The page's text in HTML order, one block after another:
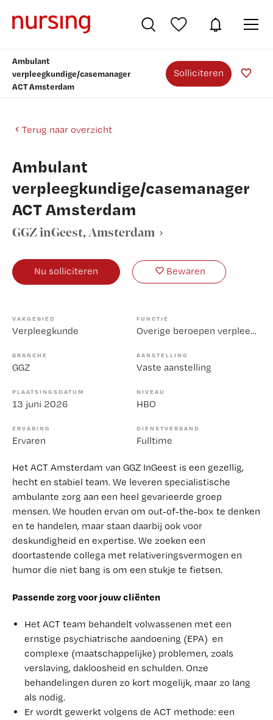
Ambulant
verpleegkundige/casemanager
ACT Amsterdam
Solliciteren
Terug naar overzicht
Ambulant
verpleegkundige/casemanager
ACT Amsterdam
GGZ inGeest, Amsterdam
Nu solliciteren Bewaren
VAKGEBIED
Verpleegkunde
FUNCTIE
Overige beroepen verpleegkunde
BRANCHE
GGZ
AANSTELLING
Vaste aanstelling
PLAATSINGSDATUM
13 juni 2026
NIVEAU
HBO
ERVARING
Ervaren
DIENSTVERBAND
Fulltime
Het ACT Amsterdam van GGZ InGeest is een gezellig,
hecht en stabiel team. We leveren specialistische
ambulante zorg aan een heel gevarieerde groep
mensen. We houden ervan om out-of-the-box te denken
en te handelen, maar staan daarbij ook voor
deskundigheid en expertise. We zoeken een
doortastende collega met relativeringsvermogen en
humor die niet bang is om een stukje te fietsen.
Passende zorg voor jouw cliënten
Het ACT team behandelt volwassenen met een
ernstige psychiatrische aandoening (EPA) en
complexe (maatschappelijke) problemen, zoals
verslaving, dakloosheid en schulden. Onze
behandelingen duren zo kort mogelijk, maar zo lang
als nodig.
Er wordt gewerkt volgens de ACT methode: een